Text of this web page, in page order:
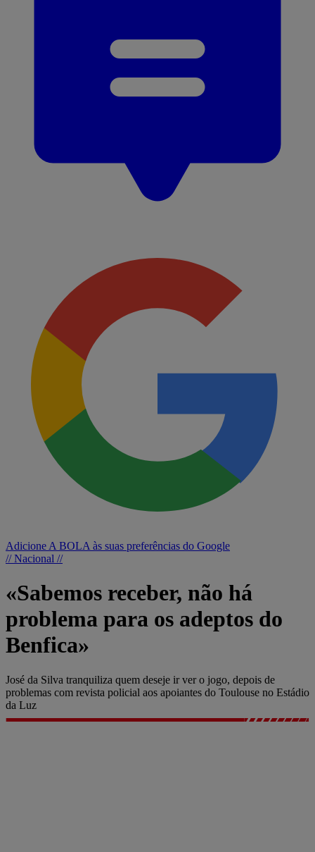
Adicione A BOLA às suas preferências do Google
// Nacional //
«Sabemos receber, não há
problema para os adeptos do
Benfica»
José da Silva tranquiliza quem deseje ir ver o jogo, depois de
problemas com revista policial aos apoiantes do Toulouse no Estádio
da Luz